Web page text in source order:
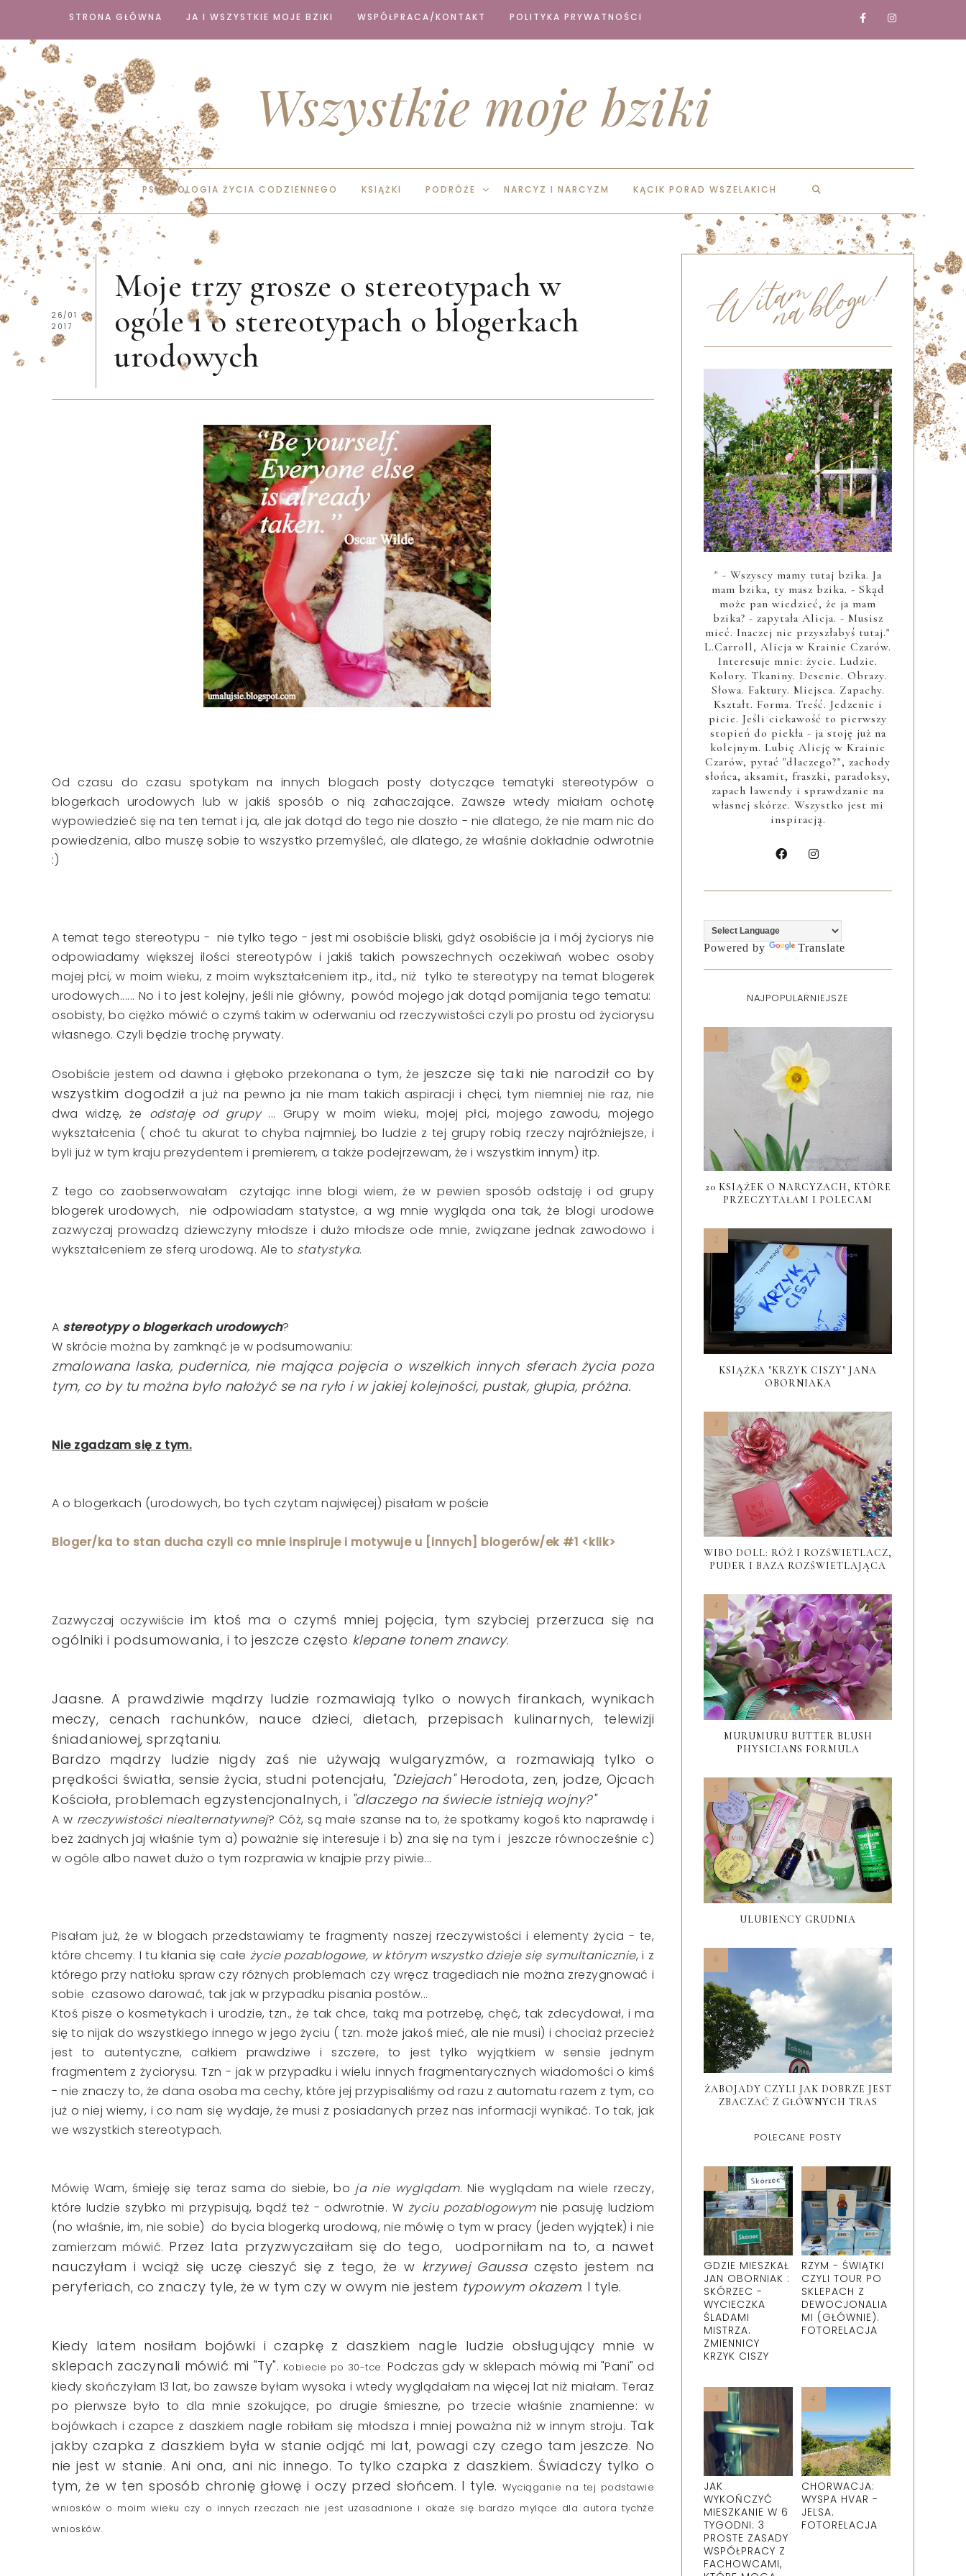
STRONA GŁÓWNA JA I WSZYSTKIE MOJE BZIKI WSPÓŁPRACA/KONTAKT POLITYKA PRYWATNOŚCI
Wszystkie moje bziki
PSYCHOLOGIA ŻYCIA CODZIENNEGO KSIĄŻKI PODRÓŻE NARCYZ I NARCYZM KĄCIK PORAD WSZELAKICH
26/01
2017
Moje trzy grosze o stereotypach w
ogóle i o stereotypach o blogerkach
urodowych
Od czasu do czasu spotykam na innych blogach posty dotyczące tematyki stereotypów o
blogerkach urodowych lub w jakiś sposób o nią zahaczające. Zawsze wtedy miałam ochotę
wypowiedzieć się na ten temat i ja, ale jak dotąd do tego nie doszło - nie dlatego, że nie mam nic do
powiedzenia, albo muszę sobie to wszystko przemyśleć, ale dlatego, że właśnie dokładnie odwrotnie
:)
A temat tego stereotypu - nie tylko tego - jest mi osobiście bliski, gdyż osobiście ja i mój życiorys nie
odpowiadamy większej ilości stereotypów i jakiś takich powszechnych oczekiwań wobec osoby
mojej płci, w moim wieku, z moim wykształceniem itp., itd., niż tylko te stereotypy na temat blogerek
urodowych...... No i to jest kolejny, jeśli nie główny, powód mojego jak dotąd pomijania tego tematu:
osobisty, bo ciężko mówić o czymś takim w oderwaniu od rzeczywistości czyli po prostu od życiorysu
własnego. Czyli będzie trochę prywaty.
Osobiście jestem od dawna i głęboko przekonana o tym, że jeszcze się taki nie narodził co by
wszystkim dogodziła już na pewno ja nie mam takich aspiracji i chęci, tym niemniej nie raz, nie
dwa widzę, że odstaję od grupy ... Grupy w moim wieku, mojej płci, mojego zawodu, mojego
wykształcenia ( choć tu akurat to chyba najmniej, bo ludzie z tej grupy robią rzeczy najróżniejsze, i
byli już w tym kraju prezydentem i premierem, a także podejrzewam, że i wszystkim innym) itp.
Z tego co zaobserwowałam czytając inne blogi wiem, że w pewien sposób odstaję i od grupy
blogerek urodowych, nie odpowiadam statystce, a wg mnie wygląda ona tak, że blogi urodowe
zazwyczaj prowadzą dziewczyny młodsze i dużo młodsze ode mnie, związane jednak zawodowo i
wykształceniem ze sferą urodową. Ale to statystyka.
A stereotypy o blogerkach urodowych?
W skrócie można by zamknąć je w podsumowaniu:
zmalowana laska, pudernica, nie mająca pojęcia o wszelkich innych sferach życia poza
tym, co by tu można było nałożyć se na ryło i w jakiej kolejności, pustak, głupia, próżna.
Nie zgadzam się z tym.
A o blogerkach (urodowych, bo tych czytam najwięcej) pisałam w poście
Bloger/ka to stan ducha czyli co mnie inspiruje i motywuje u [innych] blogerów/ek #1 <klik>
Zazwyczaj oczywiścieim ktoś ma o czymś mniej pojęcia, tym szybciej przerzuca się na
ogólniki i podsumowania, i to jeszcze często klepane tonem znawcy.
Jaasne. A prawdziwie mądrzy ludzie rozmawiają tylko o nowych firankach, wynikach
meczy, cenach rachunków, nauce dzieci, dietach, przepisach kulinarnych, telewizji
śniadaniowej, sprzątaniu.
Bardzo mądrzy ludzie nigdy zaś nie używają wulgaryzmów, a rozmawiają tylko o
prędkości światła, sensie życia, studni potencjału, "Dziejach" Herodota, zen, jodze, Ojcach
Kościoła, problemach egzystencjonalnych, i "dlaczego na świecie istnieją wojny?"
A w rzeczywistości niealternatywnej? Cóż, są małe szanse na to, że spotkamy kogoś kto naprawdę i
bez żadnych jaj właśnie tym a) poważnie się interesuje i b) zna się na tym i jeszcze równocześnie c)
w ogóle albo nawet dużo o tym rozprawia w knajpie przy piwie...
Pisałam już, że w blogach przedstawiamy te fragmenty naszej rzeczywistości i elementy życia - te,
które chcemy. I tu kłania się całe życie pozablogowe, w którym wszystko dzieje się symultanicznie, i z
którego przy natłoku spraw czy różnych problemach czy wręcz tragediach nie można zrezygnować i
sobie czasowo darować, tak jak w przypadku pisania postów...
Ktoś pisze o kosmetykach i urodzie, tzn., że tak chce, taką ma potrzebę, chęć, tak zdecydował, i ma
się to nijak do wszystkiego innego w jego życiu ( tzn. może jakoś mieć, ale nie musi) i chociaż przecież
jest to autentyczne, całkiem prawdziwe i szczere, to jest tylko wyjątkiem w sensie jednym
fragmentem z życiorysu. Tzn - jak w przypadku i wielu innych fragmentarycznych wiadomości o kimś
- nie znaczy to, że dana osoba ma cechy, które jej przypisaliśmy od razu z automatu razem z tym, co
już o niej wiemy, i co nam się wydaje, że musi z posiadanych przez nas informacji wynikać. To tak, jak
we wszystkich stereotypach.
Mówię Wam, śmieję się teraz sama do siebie, bo ja nie wyglądam. Nie wyglądam na wiele rzeczy,
które ludzie szybko mi przypisują, bądź też - odwrotnie. W życiu pozablogowymnie pasuję ludziom
(no właśnie, im, nie sobie) do bycia blogerką urodową, nie mówię o tym w pracy (jeden wyjątek) i nie
zamierzam mówić. Przez lata przyzwyczaiłam się do tego, uodporniłam na to, a nawet
nauczyłam i wciąż się uczę cieszyć się z tego, że w krzywej Gaussa często jestem na
peryferiach, co znaczy tyle, że w tym czy w owym nie jestem typowym okazem. I tyle.
Kiedy latem nosiłam bojówki i czapkę z daszkiem nagle ludzie obsługujący mnie w
sklepach zaczynali mówić mi "Ty". Kobiecie po 30-tce. Podczas gdy w sklepach mówią mi "Pani" od
kiedy skończyłam 13 lat, bo zawsze byłam wysoka i wtedy wyglądałam na więcej lat niż miałam. Teraz
po pierwsze było to dla mnie szokujące, po drugie śmieszne, po trzecie właśnie znamienne: w
bojówkach i czapce z daszkiem nagle robiłam się młodsza i mniej poważna niż w innym stroju. Tak
jakby czapka z daszkiem była w stanie odjąć mi lat, powagi czy czego tam jeszcze. No
nie jest w stanie. Ani ona, ani nic innego. To tylko czapka z daszkiem. Świadczy tylko o
tym, że w ten sposób chronię głowę i oczy przed słońcem. I tyle.Wyciąganie na tej podstawie
wniosków o moim wieku czy o innych rzeczach nie jest uzasadnione i okaże się bardzo mylące dla autora tychże
wniosków.
" - Wszyscy mamy tutaj bzika. Ja
mam bzika, ty masz bzika. - Skąd
może pan wiedzieć, że ja mam
bzika? - zapytała Alicja. - Musisz
mieć. Inaczej nie przyszłabyś tutaj."
L.Carroll, Alicja w Krainie Czarów.
Interesuje mnie: życie. Ludzie.
Kolory. Tkaniny. Desenie. Obrazy.
Słowa. Faktury. Miejsca. Zapachy.
Kształt. Forma. Treść. Jedzenie i
picie. Jeśli ciekawość to pierwszy
stopień do piekła - ja stoję już na
kolejnym. Lubię Alicję w Krainie
Czarów, pytać "dlaczego?", zachody
słońca, aksamit, fraszki, paradoksy,
zapach lawendy i sprawdzanie na
własnej skórze. Wszystko jest mi
inspiracją.
Powered by Translate
NAJPOPULARNIEJSZE
20 KSIĄŻEK O NARCYZACH, KTÓRE
PRZECZYTAŁAM I POLECAM
KSIĄŻKA "KRZYK CISZY" JANA
OBORNIAKA
WIBO DOLL: RÓŻ I ROZŚWIETLACZ,
PUDER I BAZA ROZŚWIETLAJĄCA
MURUMURU BUTTER BLUSH
PHYSICIANS FORMULA
ULUBIEŃCY GRUDNIA
ŻABOJADY CZYLI JAK DOBRZE JEST
ZBACZAĆ Z GŁÓWNYCH TRAS
POLECANE POSTY
GDZIE MIESZKAŁ
JAN OBORNIAK :
SKÓRZEC -
WYCIECZKA
ŚLADAMI
MISTRZA.
ZMIENNICY
KRZYK CISZY
RZYM - ŚWIĄTKI
CZYLI TOUR PO
SKLEPACH Z
DEWOCJONALIA
MI (GŁÓWNIE).
FOTORELACJA
JAK
WYKOŃCZYĆ
MIESZKANIE W 6
TYGODNI: 3
PROSTE ZASADY
WSPÓŁPRACY Z
FACHOWCAMI,
CHORWACJA:
WYSPA HVAR -
JELSA.
FOTORELACJA